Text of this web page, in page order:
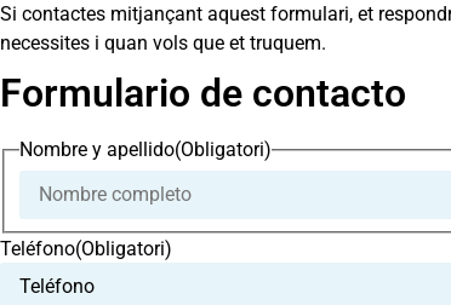
Si contactes mitjançant aquest formulari, et
necessites i quan vols que et truquem.
Formulario de contacto
Nombre y apellido(Obligatori)
Teléfono(Obligatori)